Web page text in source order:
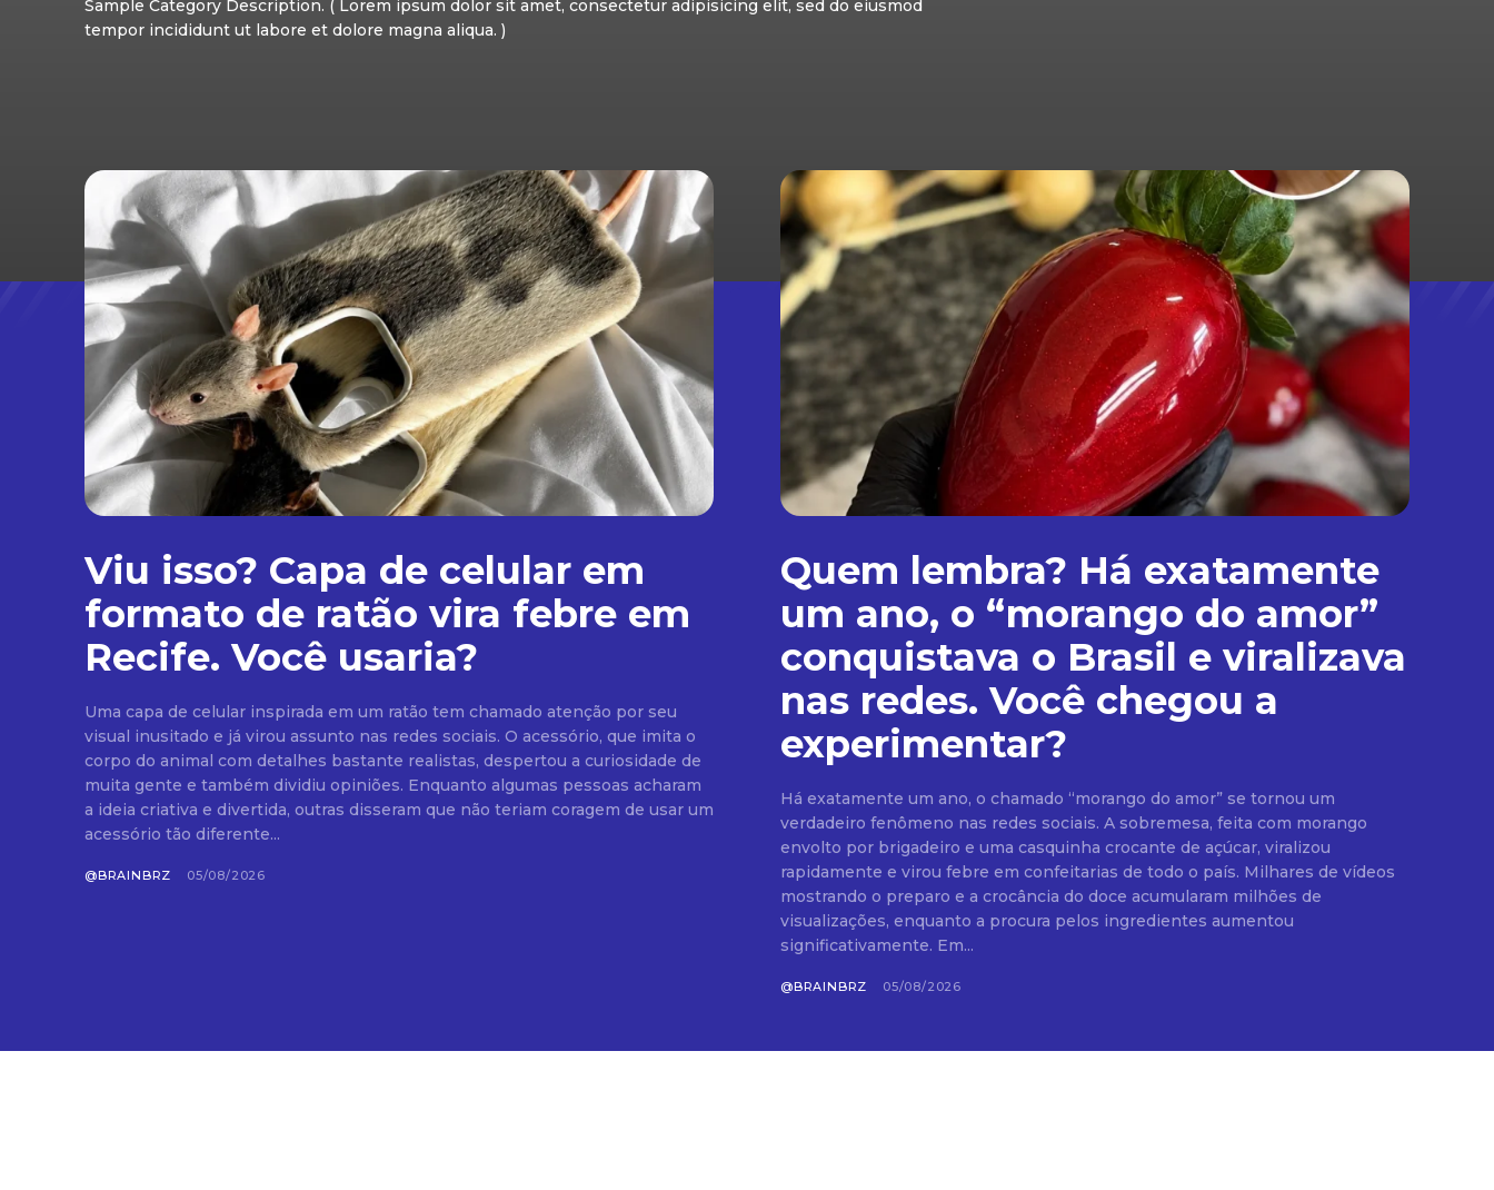
Sample Category Description. ( Lorem ipsum dolor sit amet, consectetur adipisicing elit, sed do eiusmod
tempor incididunt ut labore et dolore magna aliqua. )
Viu isso? Capa de celular em
formato de ratão vira febre em
Recife. Você usaria?
Uma capa de celular inspirada em um ratão tem chamado atenção por seu
visual inusitado e já virou assunto nas redes sociais. O acessório, que imita o
corpo do animal com detalhes bastante realistas, despertou a curiosidade de
muita gente e também dividiu opiniões. Enquanto algumas pessoas acharam
a ideia criativa e divertida, outras disseram que não teriam coragem de usar um
acessório tão diferente...
@BRAINBRZ 05/08/2026
Quem lembra? Há exatamente
um ano, o “morango do amor”
conquistava o Brasil e viralizava
nas redes. Você chegou a
experimentar?
Há exatamente um ano, o chamado “morango do amor” se tornou um
verdadeiro fenômeno nas redes sociais. A sobremesa, feita com morango
envolto por brigadeiro e uma casquinha crocante de açúcar, viralizou
rapidamente e virou febre em confeitarias de todo o país. Milhares de vídeos
mostrando o preparo e a crocância do doce acumularam milhões de
visualizações, enquanto a procura pelos ingredientes aumentou
significativamente. Em...
@BRAINBRZ 05/08/2026